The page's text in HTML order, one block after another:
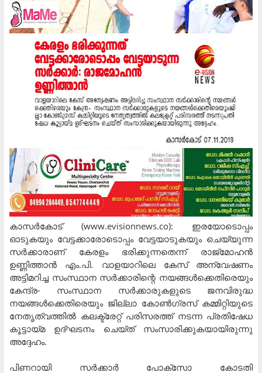
കാസര്‍കോട് (www.evisionnews.co): ഇരയോടൊപ്പം
ഓടുകയും വേട്ടക്കാരോടൊപ്പം വേട്ടയാടുകയും ചെയ്യുന്ന
സര്‍ക്കാരാണ് കേരളം ഭരിക്കുന്നതെന്ന് രാജ്‌മോഹന്‍
ഉണ്ണിത്താന്‍ എം.പി. വാളയാറിലെ കേസ് അന്വേഷണം
അട്ടിമറിച്ച സംസ്ഥാന സര്‍ക്കാരിന്റെ നയങ്ങള്‍ക്കെതിരെയും
കേന്ദ്ര- സംസ്ഥാന സര്‍ക്കാരുകളുടെ ജനവിരുദ്ധ
നയങ്ങള്‍ക്കെതിരെയും ജില്ലാ കോണ്‍ഗ്രസ് കമ്മിറ്റിയുടെ
നേതൃത്വത്തില്‍ കലക്ട്രേറ്റ് പരിസരത്ത് നടന്ന പ്രതിഷേധ
കൂട്ടായ്മ ഉദ്ഘടനം ചെയ്ത് സംസാരിക്കുകയായിരുന്നു
അദ്ദേഹം.
പിണറായി സര്‍ക്കാര്‍ പോക്‌സോ കോടതി